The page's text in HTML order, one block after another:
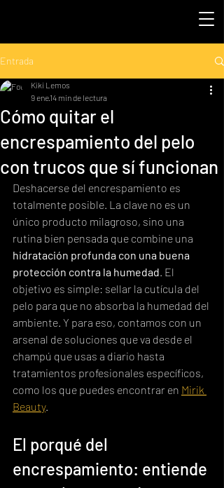
Entrada
Cómo quitar el
encrespamiento del pelo
con trucos que sí funcionan
Kiki Lemos
9 ene14 min de lectura
Deshacerse del encrespamiento es
totalmente posible. La clave no es un
único producto milagroso, sino una
rutina bien pensada que combine una
hidratación profunda con una buena
protección contra la humedad. El
objetivo es simple: sellar la cutícula del
pelo para que no absorba la humedad del
ambiente. Y para eso, contamos con un
arsenal de soluciones que va desde el
champú que usas a diario hasta
tratamientos profesionales específicos,
como los que puedes encontrar en Mirik
Beauty.
El porqué del
encrespamiento: entiende